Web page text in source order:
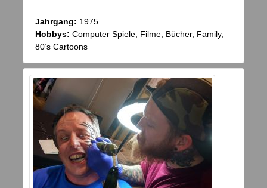
Jahrgang: 1975
Hobbys: Computer Spiele, Filme, Bücher, Family,
80’s Cartoons